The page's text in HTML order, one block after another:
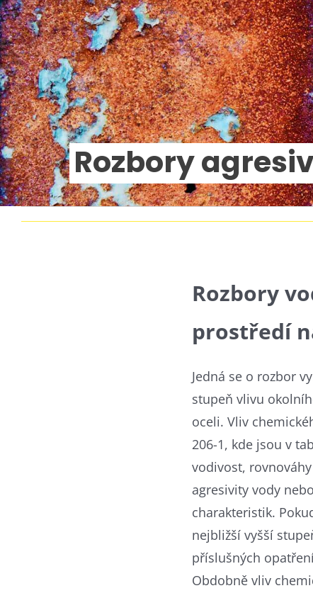
Rozbory
Rozbory
prostředí
Jedná se o rozbor
stupeň vlivu
oceli. Vliv
206-1, kde jsou v
vodivost,
agresivity vody
charakteristik.
nejbližší vyšší
příslušných
Obdobně vliv